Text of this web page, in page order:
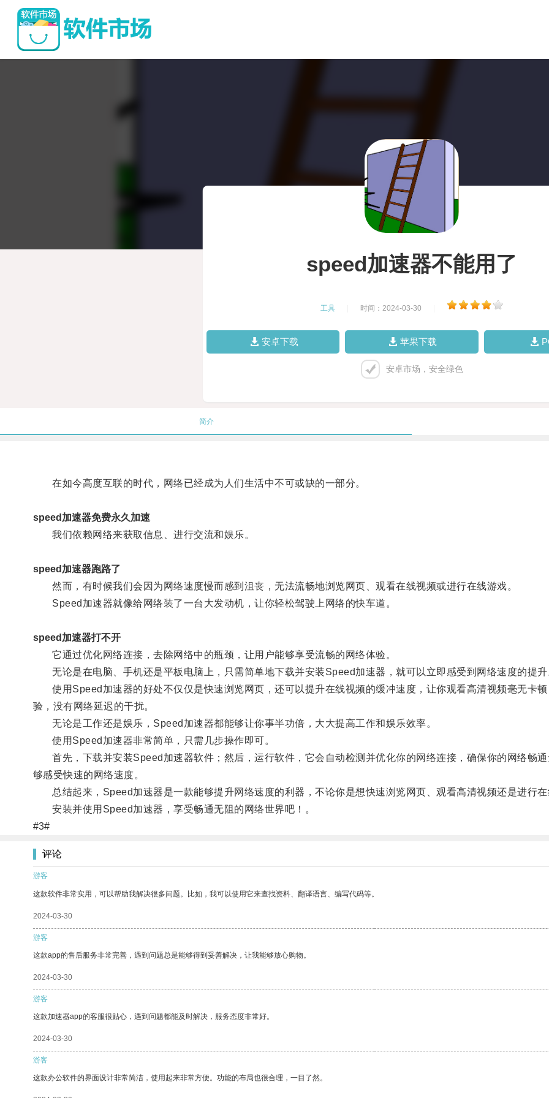
speed加速器不能用了
工具 时间：2024-03-30
安卓下载 苹果下载
安卓市场，安全绿色
简介
在如今高度互联的时代，网络已经成为人们生活中不可或缺的一部分。
speed加速器免费永久加速
我们依赖网络来获取信息、进行交流和娱乐。
speed加速器跑路了
然而，有时候我们会因为网络速度慢而感到沮丧，无法流畅地浏览网页、观看在线视频或进行在线游戏。
Speed加速器就像给网络装了一台大发动机，让你轻松驾驶上网络的快车道。
speed加速器打不开
它通过优化网络连接，去除网络中的瓶颈，让用户能够享受流畅的网络体验。
无论是在电脑、手机还是平板电脑上，只需简单地下载并安装Speed加速器，就可以立即感受到网络速度的提升
使用Speed加速器的好处不仅仅是快速浏览网页，还可以提升在线视频的缓冲速度，让你观看高清视频毫无卡
验，没有网络延迟的干扰。
无论是工作还是娱乐，Speed加速器都能够让你事半功倍，大大提高工作和娱乐效率。
使用Speed加速器非常简单，只需几步操作即可。
首先，下载并安装Speed加速器软件；然后，运行软件，它会自动检测并优化你的网络连接，确保你的网络畅
够感受快速的网络速度。
总结起来，Speed加速器是一款能够提升网络速度的利器，不论你是想快速浏览网页、观看高清视频还是进行在
安装并使用Speed加速器，享受畅通无阻的网络世界吧！。
#3#
评论
游客
这款软件非常实用，可以帮助我解决很多问题。比如，我可以使用它来查找资料、翻译语言、编写代码等。
2024-03-30
游客
这款app的售后服务非常完善，遇到问题总是能够得到妥善解决，让我能够放心购物。
2024-03-30
游客
这款加速器app的客服很贴心，遇到问题都能及时解决，服务态度非常好。
2024-03-30
游客
这款办公软件的界面设计非常简洁，使用起来非常方便。功能的布局也很合理，一目了然。